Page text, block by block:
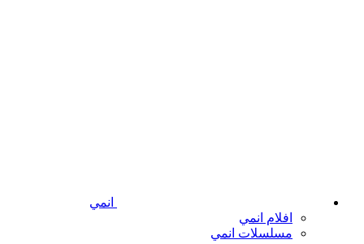
انمي
افلام انمي
مسلسلات انمي